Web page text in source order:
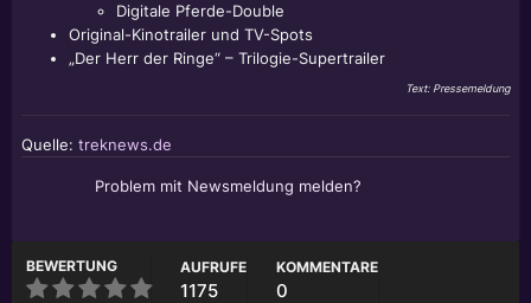
Digitale Pferde-Double
Original-Kinotrailer und TV-Spots
„Der Herr der Ringe“ – Trilogie-Supertrailer
Text: Pressemeldung
Quelle: treknews.de
Problem mit Newsmeldung melden?
BEWERTUNG AUFRUFE
1175
KOMMENTARE
0